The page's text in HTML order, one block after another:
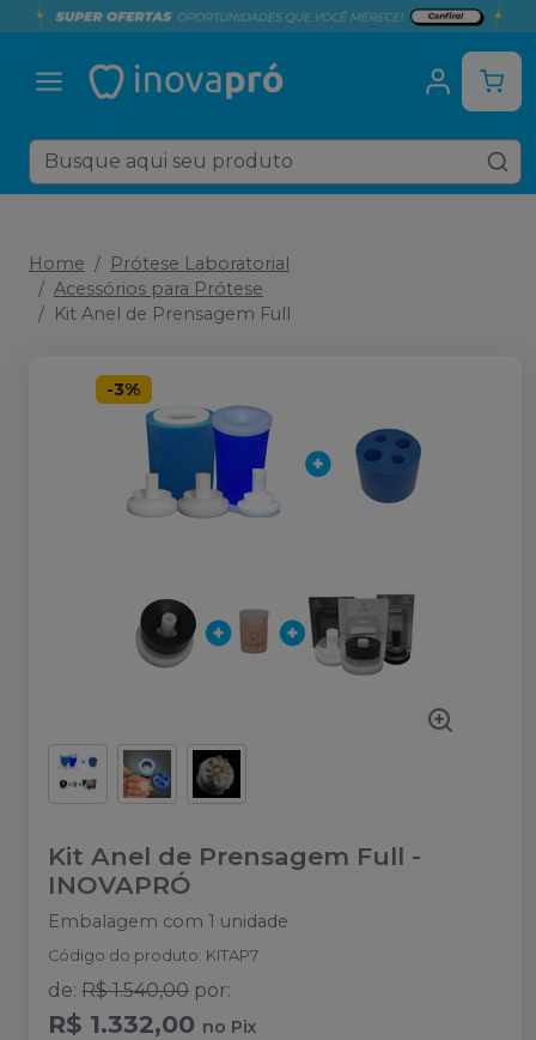
Home
Prótese Laboratorial
Acessórios para Prótese
Kit Anel de Prensagem Full
-3%
Kit Anel de Prensagem Full -
INOVAPRÓ
Embalagem com 1 unidade
Código do produto: KITAP7
de: R$ 1.540,00 por:
R$ 1.332,00 no Pix